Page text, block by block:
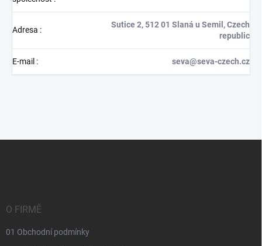
Adresa :
Sutice 2, 512 01 Slaná u Semil, Czech
republic
E-mail : seva@seva-czech.cz
O FIRMĚ
01 Obchodní podmínky